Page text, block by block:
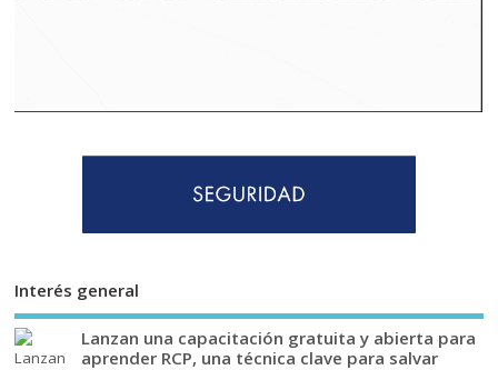
Interés general
Lanzan una capacitación gratuita y abierta para
aprender RCP, una técnica clave para salvar